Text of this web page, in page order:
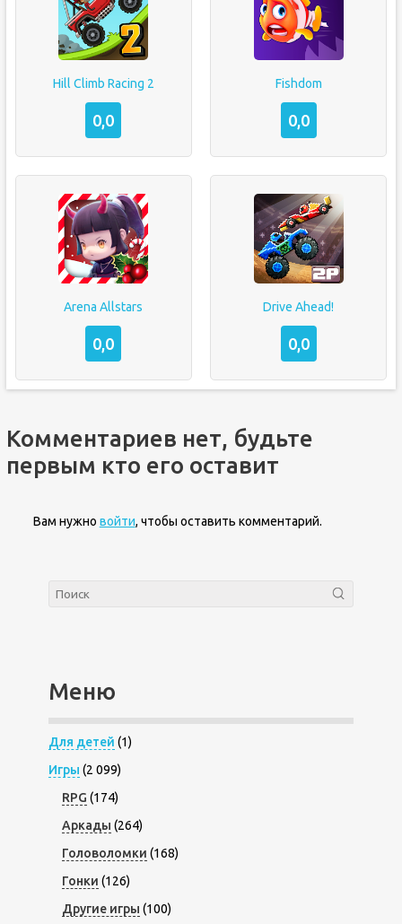
Hill Climb Racing 2
0,0
Fishdom
0,0
Arena Allstars
0,0
Drive Ahead!
0,0
Комментариев нет, будьте
первым кто его оставит
Вам нужно войти, чтобы оставить комментарий.
Меню
Для детей (1)
Игры (2 099)
RPG (174)
Аркады (264)
Головоломки (168)
Гонки (126)
Другие игры (100)